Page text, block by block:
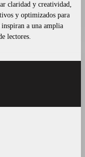
claridad y creatividad,
y optimizados para
a una amplia
lectores.